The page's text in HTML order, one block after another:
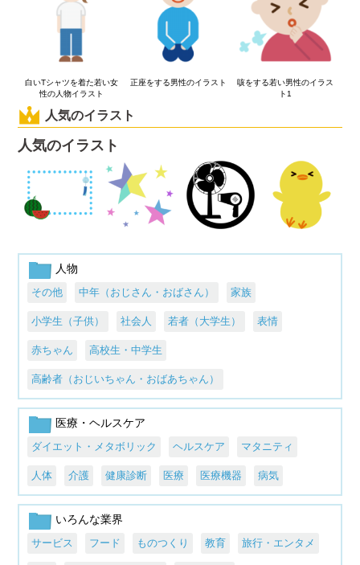
白いTシャツを着た若い女
性の人物イラスト
正座をする男性のイラスト
咳をする若い男性のイラス
ト1
人気のイラスト
人気のイラスト
人物
その他 中年（おじさん・おばさん） 家族
小学生（子供） 社会人 若者（大学生） 表情
赤ちゃん 高校生・中学生
高齢者（おじいちゃん・おばあちゃん）
医療・ヘルスケア
ダイエット・メタボリック ヘルスケア マタニティ
人体 介護 健康診断 医療 医療機器 病気
いろんな業界
サービス フード ものつくり 教育 旅行・エンタメ